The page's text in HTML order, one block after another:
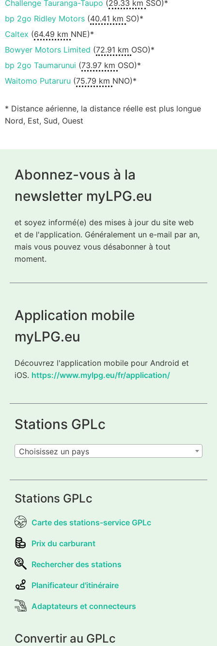
Challenge Tauranga-Taupo (29.33 km SSO)*
bp 2go Ridley Motors (40.41 km SO)*
Caltex (64.49 km NNE)*
Bowyer Motors Limited (72.91 km OSO)*
bp 2go Taumarunui (73.97 km OSO)*
Waitomo Putaruru (75.79 km NNO)*
* Distance aérienne, la distance réelle est plus longue
Nord, Est, Sud, Ouest
Abonnez-vous à la
newsletter myLPG.eu
et soyez informé(e) des mises à jour du site web
et de l'application. Généralement un e-mail par an,
mais vous pouvez vous désabonner à tout
moment.
Application mobile
myLPG.eu
Découvrez l'application mobile pour Android et
iOS. https://www.mylpg.eu/fr/application/
Stations GPLc
Choisissez un pays
Stations GPLc
Carte des stations-service GPLc
Prix du carburant
Rechercher des stations
Planificateur d'itinéraire
Adaptateurs et connecteurs
Convertir au GPLc